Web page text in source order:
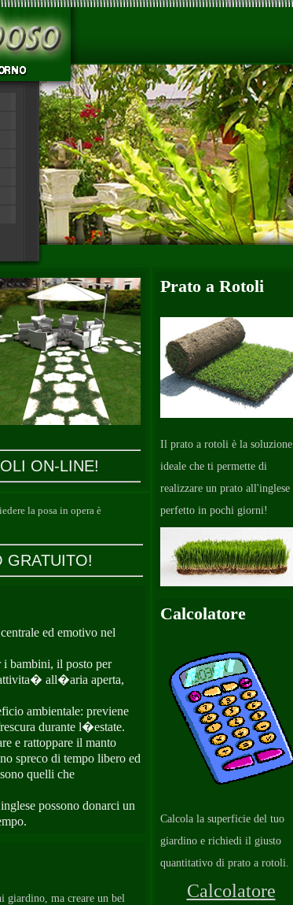
ON-LINE!
la posa in opera è
GRATUITO!
ed emotivo nel
bambini, il posto per
all�aria aperta,
ambientale: previene
durante l�estate.
e rattoppare il manto
spreco di tempo libero ed
quelli che
possono donarci un
giardino, ma creare un bel
Prato a Rotoli
Il prato a rotoli è la soluzione
ideale che ti permette di
realizzare un prato all'inglese
perfetto in pochi giorni!
Calcolatore
Calcola la superficie del tuo
giardino e richiedi il giusto
quantitativo di prato a rotoli.
Calcolatore